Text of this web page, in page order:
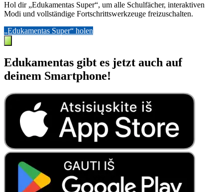
Hol dir „Edukamentas Super“, um alle Schulfächer, interaktiven
Modi und vollständige Fortschrittswerkzeuge freizuschalten.
„Edukamentas Super“ holen
Edukamentas gibt es jetzt auch auf
deinem Smartphone!